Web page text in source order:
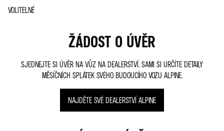
VOLITELNÉ
ŽÁDOST O ÚVĚR
SJEDNEJTE SI ÚVĚR NA VŮZ NA DEALERSTVÍ. SAMI SI URČÍTE DETAILY
MĚSÍČNÍCH SPLÁTEK SVÉHO BUDOUCÍHO VOZU ALPINE.
NAJDĚTE SVÉ DEALERSTVÍ ALPINE